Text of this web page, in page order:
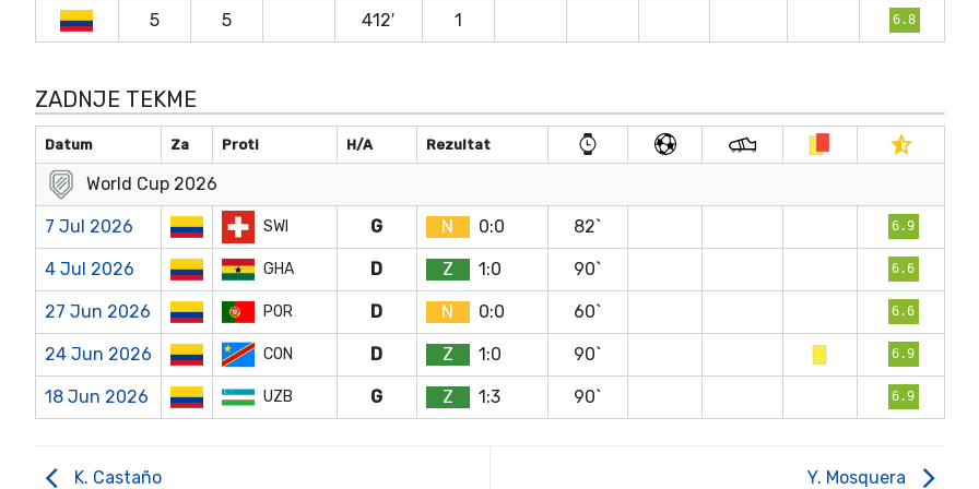
5 5 412′ 1 6.8
ZADNJE TEKME
Datum Za Proti H/A Rezultat
World Cup 2026
7 Jul 2026 SWI G N 0:0 82` 6.9
4 Jul 2026 GHA D Z 1:0 90` 6.6
27 Jun 2026 POR D N 0:0 60` 6.6
24 Jun 2026 CON D Z 1:0 90` 6.9
18 Jun 2026 UZB G Z 1:3 90` 6.9
K. Castaño Y. Mosquera